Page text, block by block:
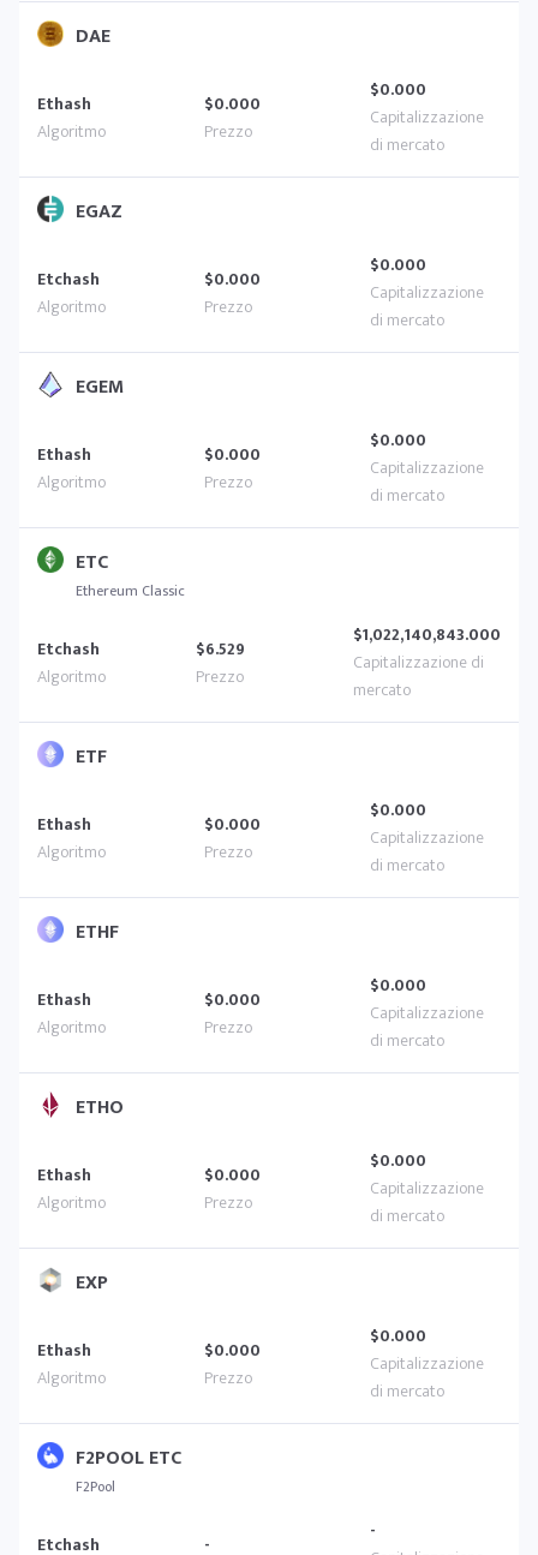
DAE
Ethash $0.000 $0.000
EGAZ
Etchash $0.000 $0.000
EGEM
Ethash $0.000 $0.000
ETC
Ethereum Classic
Etchash $6.529 $1,022,140,843.000
ETF
Ethash $0.000 $0.000
ETHF
Ethash $0.000 $0.000
ETHO
Ethash $0.000 $0.000
EXP
Ethash $0.000 $0.000
F2POOL ETC
F2Pool
Etchash - -